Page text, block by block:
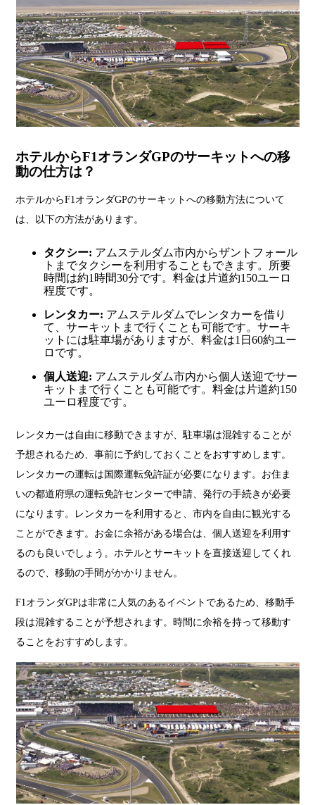
ホテルからF1オランダGPのサーキットへの移
動の仕方は？
ホテルからF1オランダGPのサーキットへの移動方法について
は、以下の方法があります。
タクシー: アムステルダム市内からザントフォール
トまでタクシーを利用することもできます。所要
時間は約1時間30分です。料金は片道約150ユーロ
程度です。
レンタカー: アムステルダムでレンタカーを借り
て、サーキットまで行くことも可能です。サーキ
ットには駐車場がありますが、料金は1日60約ユー
ロです。
個人送迎: アムステルダム市内から個人送迎でサー
キットまで行くことも可能です。料金は片道約150
ユーロ程度です。
レンタカーは自由に移動できますが、駐車場は混雑することが
予想されるため、事前に予約しておくことをおすすめします。
レンタカーの運転は国際運転免許証が必要になります。お住ま
いの都道府県の運転免許センターで申請、発行の手続きが必要
になります。レンタカーを利用すると、市内を自由に観光する
ことができます。お金に余裕がある場合は、個人送迎を利用す
るのも良いでしょう。ホテルとサーキットを直接送迎してくれ
るので、移動の手間がかかりません。
F1オランダGPは非常に人気のあるイベントであるため、移動手
段は混雑することが予想されます。時間に余裕を持って移動す
ることをおすすめします。